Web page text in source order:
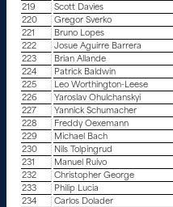
219
Scott Davies
220
Gregor Sverko
221
Bruno Lopes
222
Josue Aguirre Barrera
223
Brian Allande
224
Patrick Baldwin
225
Leo Worthington-Leese
226
Yaroslav Ohulchanskyi
227
Yannick Schumacher
228
Freddy Oexemann
229
Michael Bach
230
Nils Tolpingrud
231
Manuel Ruivo
232
Christopher George
233
Philip Lucia
234
Carlos Dolader